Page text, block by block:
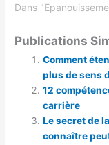
Dans
Publications
Comment
plus de sens
12
carrière
Le secret de
connaître